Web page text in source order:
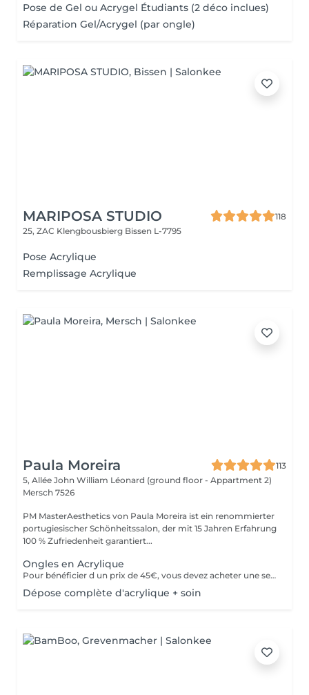
Pose de Gel ou Acrygel Étudiants (2 déco inclues)
Réparation Gel/Acrygel (par ongle)
MARIPOSA STUDIO
118
25, ZAC Klengbousbierg Bissen L-7795
Pose Acrylique
Remplissage Acrylique
Paula Moreira
113
5, Allée John William Léonard (ground floor - Appartment 2)
Mersch 7526
PM MasterAesthetics von Paula Moreira ist ein renommierter
portugiesischer Schönheitssalon, der mit 15 Jahren Erfahrung
100 % Zufriedenheit garantiert...
Ongles en Acrylique
Pour bénéficier d un prix de 45€, vous devez acheter une seule fois le kit individuel comprenant tout le matériel non jetable nécessaire , qui sera conserve pour nous pour de futurs rendez-vous, garantissant ainsi une meilleure hygiène.* *renouvelabre chaque année.
Dépose complète d'acrylique + soin